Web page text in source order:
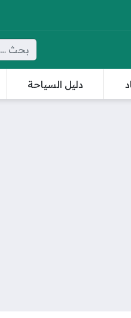
البحث عن:
دليل السياحة